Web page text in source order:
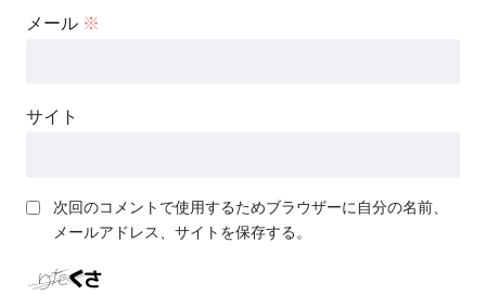
メール ※
サイト
次回のコメントで使用するためブラウザーに自分の名前、
メールアドレス、サイトを保存する。